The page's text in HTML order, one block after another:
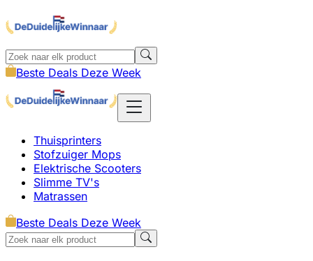
Beste Deals Deze Week
Thuisprinters
Stofzuiger Mops
Elektrische Scooters
Slimme TV's
Matrassen
Beste Deals Deze Week